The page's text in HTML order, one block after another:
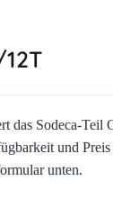
das Sodeca-Teil
und
unten.